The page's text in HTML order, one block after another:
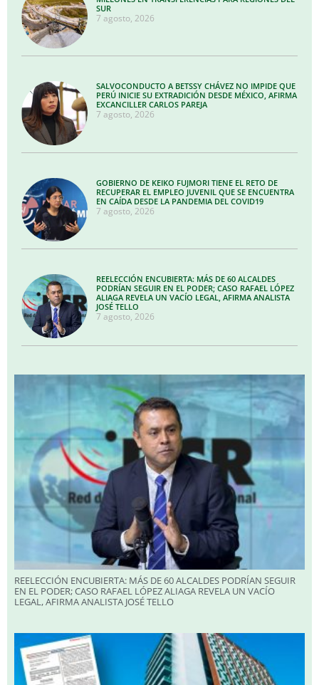
SUR
7 agosto, 2026
SALVOCONDUCTO A BETSSY CHÁVEZ NO IMPIDE QUE
PERÚ INICIE SU EXTRADICIÓN DESDE MÉXICO, AFIRMA
EXCANCILLER CARLOS PAREJA
7 agosto, 2026
GOBIERNO DE KEIKO FUJMORI TIENE EL RETO DE
RECUPERAR EL EMPLEO JUVENIL QUE SE ENCUENTRA
EN CAÍDA DESDE LA PANDEMIA DEL COVID19
7 agosto, 2026
REELECCIÓN ENCUBIERTA: MÁS DE 60 ALCALDES
PODRÍAN SEGUIR EN EL PODER; CASO RAFAEL LÓPEZ
ALIAGA REVELA UN VACÍO LEGAL, AFIRMA ANALISTA
JOSÉ TELLO
7 agosto, 2026
REELECCIÓN ENCUBIERTA: MÁS DE 60 ALCALDES PODRÍAN SEGUIR
EN EL PODER; CASO RAFAEL LÓPEZ ALIAGA REVELA UN VACÍO
LEGAL, AFIRMA ANALISTA JOSÉ TELLO